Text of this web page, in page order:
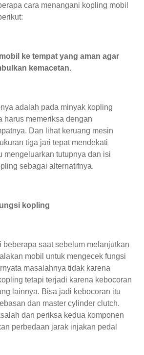
cara menangani kopling mobil
ke tempat yang aman agar
kemacetan.
adalah pada minyak kopling
harus memeriksa dengan
Dan lihat keruang mesin
tiga jari tepat mendekati
mengeluarkan tutupnya dan isi
sebagai alternatifnya.
kopling
beberapa saat sebelum melanjutkan
mobil untuk mengecek fungsi
masalahnya tidak karena
tetapi terjadi karena kebocoran
lainnya. Bisa jadi kebocoran itu
dan master cylinder clutch.
dan periksa kedua komponen
perbedaan jarak injakan pedal